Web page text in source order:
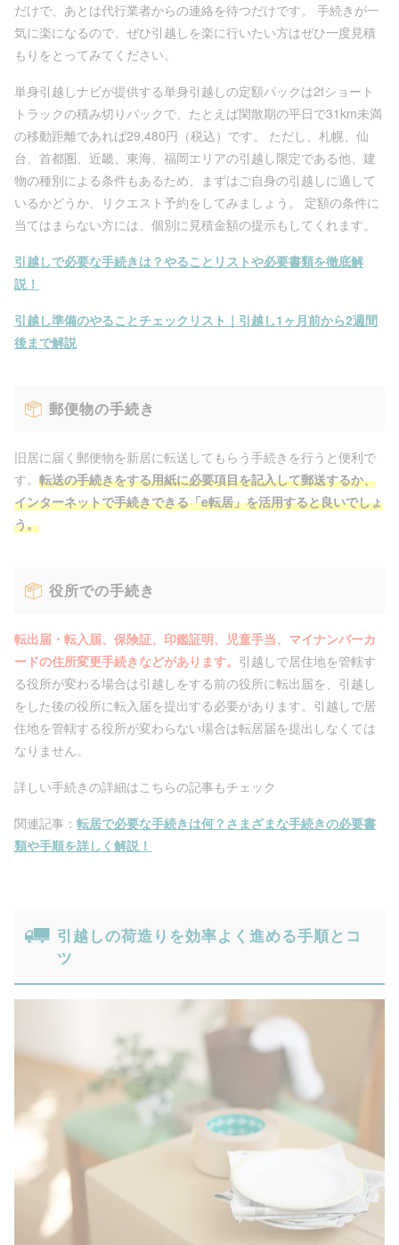
だけで、あとは代行業者からの連絡を待つだけです。 手続きが一
気に楽になるので、ぜひ引越しを楽に行いたい方はぜひ一度見積
もりをとってみてください。
単身引越しナビが提供する単身引越しの定額パックは2tショート
トラックの積み切りパックで、たとえば閑散期の平日で31km未満
の移動距離であれば29,480円（税込）です。 ただし、札幌、仙
台、首都圏、近畿、東海、福岡エリアの引越し限定である他、建
物の種別による条件もあるため、まずはご自身の引越しに適して
いるかどうか、リクエスト予約をしてみましょう。 定額の条件に
当てはまらない方には、個別に見積金額の提示もしてくれます。
引越しで必要な手続きは？やることリストや必要書類を徹底解
説！
引越し準備のやることチェックリスト｜引越し1ヶ月前から2週間
後まで解説
郵便物の手続き
旧居に届く郵便物を新居に転送してもらう手続きを行うと便利で
す。 転送の手続きをする用紙に必要項目を記入して郵送するか、
インターネットで手続きできる「e転居」を活用すると良いでしょ
う。
役所での手続き
転出届・転入届、保険証、印鑑証明、児童手当、マイナンバーカ
ードの住所変更手続きなどがあります。 引越しで居住地を管轄す
る役所が変わる場合は引越しをする前の役所に転出届を、引越し
をした後の役所に転入届を提出する必要があります。引越しで居
住地を管轄する役所が変わらない場合は転居届を提出しなくては
なりません。
詳しい手続きの詳細はこちらの記事もチェック
関連記事： 転居で必要な手続きは何？さまざまな手続きの必要書
類や手順を詳しく解説！
引越しの荷造りを効率よく進める手順とコ
ツ